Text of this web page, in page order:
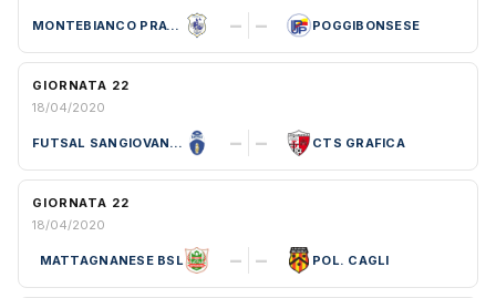
MONTEBIANCO PRATO C5 – – POGGIBONSESE
GIORNATA 22
18/04/2020
FUTSAL SANGIOVANNESE – – CTS GRAFICA
GIORNATA 22
18/04/2020
MATTAGNANESE BSL – – POL. CAGLI